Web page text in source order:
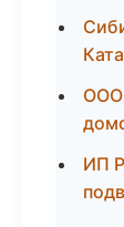
ООО
ИП